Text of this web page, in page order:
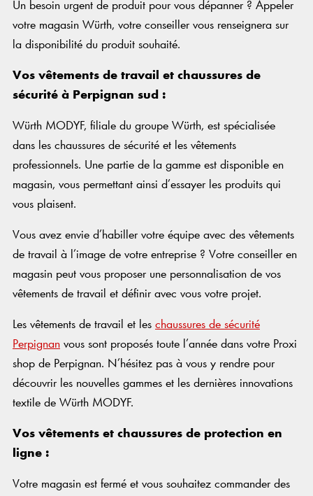
Un besoin urgent de produit pour vous dépanner ? Appeler
votre magasin Würth, votre conseiller vous renseignera sur
la disponibilité du produit souhaité.
Vos vêtements de travail et chaussures de
sécurité à Perpignan sud :
Würth MODYF, filiale du groupe Würth, est spécialisée
dans les chaussures de sécurité et les vêtements
professionnels. Une partie de la gamme est disponible en
magasin, vous permettant ainsi d’essayer les produits qui
vous plaisent.
Vous avez envie d’habiller votre équipe avec des vêtements
de travail à l’image de votre entreprise ? Votre conseiller en
magasin peut vous proposer une personnalisation de vos
vêtements de travail et définir avec vous votre projet.
Les vêtements de travail et les chaussures de sécurité
Perpignan vous sont proposés toute l’année dans votre Proxi
shop de Perpignan. N’hésitez pas à vous y rendre pour
découvrir les nouvelles gammes et les dernières innovations
textile de Würth MODYF.
Vos vêtements et chaussures de protection en
ligne :
Votre magasin est fermé et vous souhaitez commander des